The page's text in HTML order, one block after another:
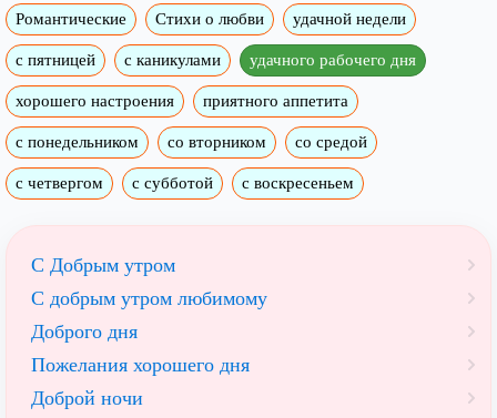
Романтические Стихи о любви удачной недели
c пятницей с каникулами удачного рабочего дня
хорошего настроения приятного аппетита
с понедельником со вторником со средой
с четвергом с субботой с воскресеньем
С Добрым утром
C добрым утром любимому
Доброго дня
Пожелания хорошего дня
Доброй ночи